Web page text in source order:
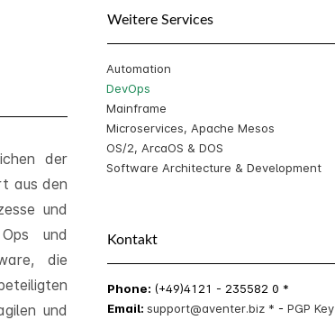
der
aus den
und
und
die
und
Weitere Services
Automation
DevOps
Mainframe
Microservices, Apache Mesos
OS/2, ArcaOS & DOS
Software Architecture & Development
Kontakt
Phone: (+49)4121 - 235582 0 *
Email: support@aventer.biz * - PGP Key